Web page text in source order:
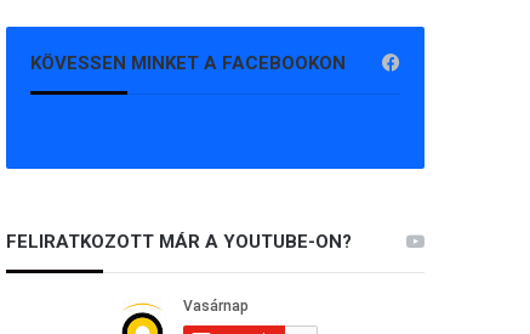
KÖVESSEN MINKET A FACEBOOKON
FELIRATKOZOTT MÁR A YOUTUBE-ON?